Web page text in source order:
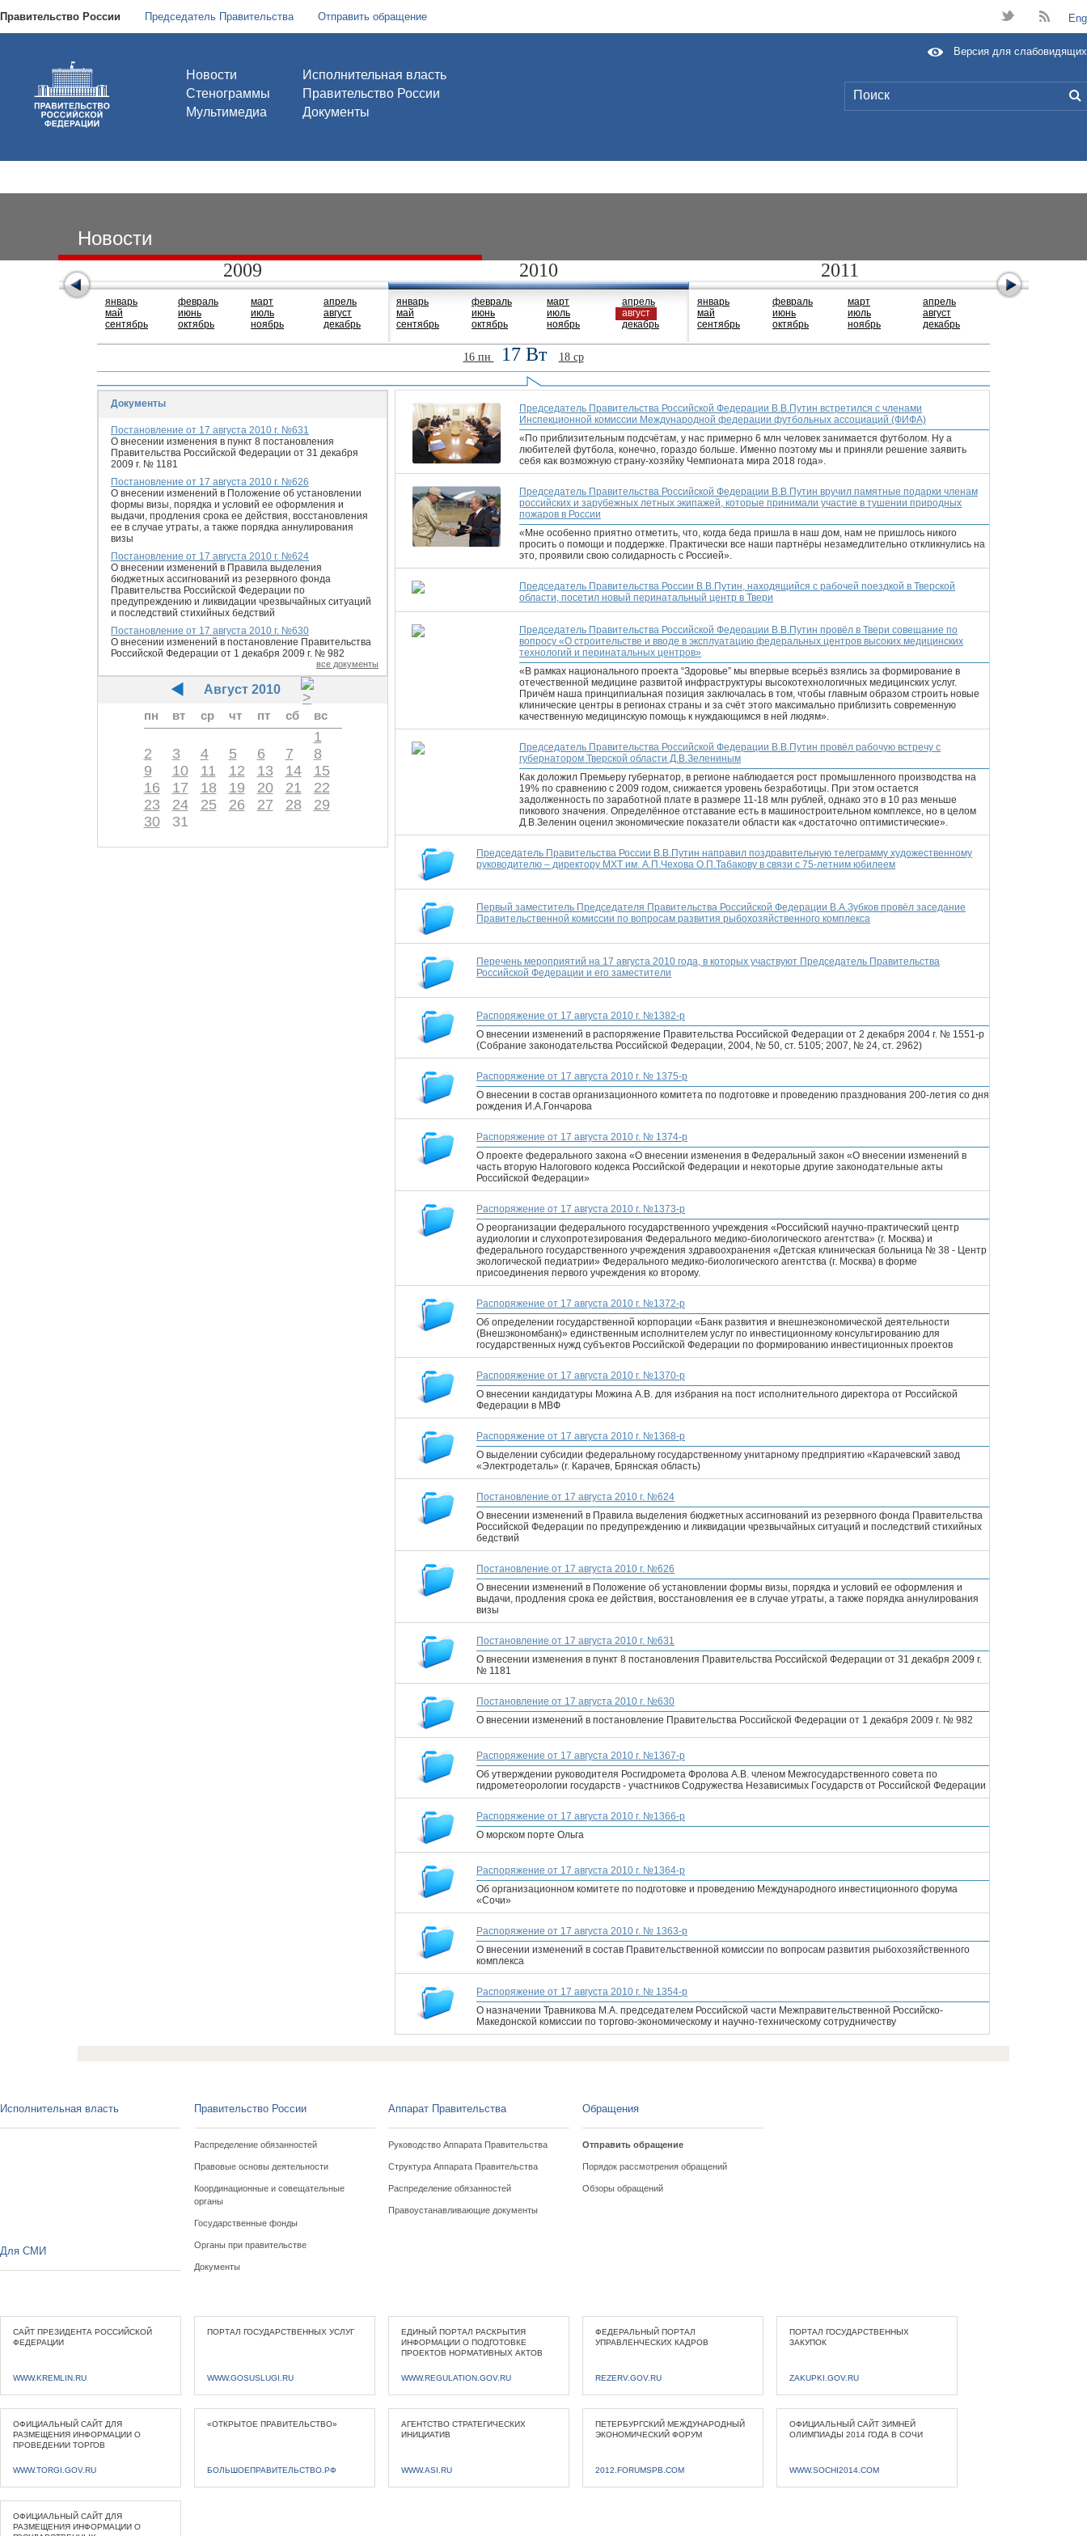
Правительство России Председатель Правительства Отправить обращение t B Eng
Новости
Стенограммы
Мультимедиа
Исполнительная власть
Правительство России
Документы
L
Версия для слабовидящих
Новости
2009
январь
май
сентябрь
февраль
июнь
октябрь
март
июль
ноябрь
апрель
август
декабрь
2010
январь
май
сентябрь
февраль
июнь
октябрь
март
июль
ноябрь
апрель
август
декабрь
2011
январь
май
сентябрь
февраль
июнь
октябрь
март
июль
ноябрь
апрель
август
декабрь
16 пн 17 Вт 18 ср
Документы
Постановление от 17 августа 2010 г. №631
О внесении изменения в пункт 8 постановления
Правительства Российской Федерации от 31 декабря
2009 г. № 1181
Постановление от 17 августа 2010 г. №626
О внесении изменений в Положение об установлении
формы визы, порядка и условий ее оформления и
выдачи, продления срока ее действия, восстановления
ее в случае утраты, а также порядка аннулирования
визы
Постановление от 17 августа 2010 г. №624
О внесении изменений в Правила выделения
бюджетных ассигнований из резервного фонда
Правительства Российской Федерации по
предупреждению и ликвидации чрезвычайных ситуаций
и последствий стихийных бедствий
Постановление от 17 августа 2010 г. №630
О внесении изменений в постановление Правительства
Российской Федерации от 1 декабря 2009 г. № 982
все документы
Август 2010
пн
вт ср чт пт сб вс
1
2
3 4 5 6 7
8
9
10 11 12 13 14
15
16
17 18 19 20 21
22
23
24 25 26 27 28
29
30
31
Председатель Правительства Российской Федерации В.В.Путин встретился с членами
Инспекционной комиссии Международной федерации футбольных ассоциаций (ФИФА)
«По приблизительным подсчётам, у нас примерно 6 млн человек занимается футболом. Ну а
любителей футбола, конечно, гораздо больше. Именно поэтому мы и приняли решение заявить
себя как возможную страну-хозяйку Чемпионата мира 2018 года».
Председатель Правительства Российской Федерации В.В.Путин вручил памятные подарки членам
российских и зарубежных летных экипажей, которые принимали участие в тушении природных
пожаров в России
«Мне особенно приятно отметить, что, когда беда пришла в наш дом, нам не пришлось никого
просить о помощи и поддержке. Практически все наши партнёры незамедлительно откликнулись на
это, проявили свою солидарность с Россией».
Председатель Правительства России В.В.Путин, находящийся с рабочей поездкой в Тверской
области, посетил новый перинатальный центр в Твери
Председатель Правительства Российской Федерации В.В.Путин провёл в Твери совещание по
вопросу «О строительстве и вводе в эксплуатацию федеральных центров высоких медицинских
технологий и перинатальных центров»
«В рамках национального проекта “Здоровье” мы впервые всерьёз взялись за формирование в
отечественной медицине развитой инфраструктуры высокотехнологичных медицинских услуг.
Причём наша принципиальная позиция заключалась в том, чтобы главным образом строить новые
клинические центры в регионах страны и за счёт этого максимально приблизить современную
качественную медицинскую помощь к нуждающимся в ней людям».
Председатель Правительства Российской Федерации В.В.Путин провёл рабочую встречу с
губернатором Тверской области Д.В.Зелениным
Как доложил Премьеру губернатор, в регионе наблюдается рост промышленного производства на
19% по сравнению с 2009 годом, снижается уровень безработицы. При этом остается
задолженность по заработной плате в размере 11-18 млн рублей, однако это в 10 раз меньше
пикового значения. Определённое отставание есть в машиностроительном комплексе, но в целом
Д.В.Зеленин оценил экономические показатели области как «достаточно оптимистические».
Председатель Правительства России В.В.Путин направил поздравительную телеграмму художественному
руководителю – директору МХТ им. А.П.Чехова О.П.Табакову в связи с 75-летним юбилеем
Первый заместитель Председателя Правительства Российской Федерации В.А.Зубков провёл заседание
Правительственной комиссии по вопросам развития рыбохозяйственного комплекса
Перечень мероприятий на 17 августа 2010 года, в которых участвуют Председатель Правительства
Российской Федерации и его заместители
Распоряжение от 17 августа 2010 г. №1382-р
О внесении изменений в распоряжение Правительства Российской Федерации от 2 декабря 2004 г. № 1551-р
(Собрание законодательства Российской Федерации, 2004, № 50, ст. 5105; 2007, № 24, ст. 2962)
Распоряжение от 17 августа 2010 г. № 1375-р
О внесении в состав организационного комитета по подготовке и проведению празднования 200-летия со дня
рождения И.А.Гончарова
Распоряжение от 17 августа 2010 г. № 1374-р
О проекте федерального закона «О внесении изменения в Федеральный закон «О внесении изменений в
часть вторую Налогового кодекса Российской Федерации и некоторые другие законодательные акты
Российской Федерации»
Распоряжение от 17 августа 2010 г. №1373-р
О реорганизации федерального государственного учреждения «Российский научно-практический центр
аудиологии и слухопротезирования Федерального медико-биологического агентства» (г. Москва) и
федерального государственного учреждения здравоохранения «Детская клиническая больница № 38 - Центр
экологической педиатрии» Федерального медико-биологического агентства (г. Москва) в форме
присоединения первого учреждения ко второму.
Распоряжение от 17 августа 2010 г. №1372-р
Об определении государственной корпорации «Банк развития и внешнеэкономической деятельности
(Внешэкономбанк)» единственным исполнителем услуг по инвестиционному консультированию для
государственных нужд субъектов Российской Федерации по формированию инвестиционных проектов
Распоряжение от 17 августа 2010 г. №1370-р
О внесении кандидатуры Можина А.В. для избрания на пост исполнительного директора от Российской
Федерации в МВФ
Распоряжение от 17 августа 2010 г. №1368-р
О выделении субсидии федеральному государственному унитарному предприятию «Карачевский завод
«Электродеталь» (г. Карачев, Брянская область)
Постановление от 17 августа 2010 г. №624
О внесении изменений в Правила выделения бюджетных ассигнований из резервного фонда Правительства
Российской Федерации по предупреждению и ликвидации чрезвычайных ситуаций и последствий стихийных
бедствий
Постановление от 17 августа 2010 г. №626
О внесении изменений в Положение об установлении формы визы, порядка и условий ее оформления и
выдачи, продления срока ее действия, восстановления ее в случае утраты, а также порядка аннулирования
визы
Постановление от 17 августа 2010 г. №631
О внесении изменения в пункт 8 постановления Правительства Российской Федерации от 31 декабря 2009 г.
№ 1181
Постановление от 17 августа 2010 г. №630
О внесении изменений в постановление Правительства Российской Федерации от 1 декабря 2009 г. № 982
Распоряжение от 17 августа 2010 г. №1367-р
Об утверждении руководителя Росгидромета Фролова А.В. членом Межгосударственного совета по
гидрометеорологии государств - участников Содружества Независимых Государств от Российской Федерации
Распоряжение от 17 августа 2010 г. №1366-р
О морском порте Ольга
Распоряжение от 17 августа 2010 г. №1364-р
Об организационном комитете по подготовке и проведению Международного инвестиционного форума
«Сочи»
Распоряжение от 17 августа 2010 г. № 1363-р
О внесении изменений в состав Правительственной комиссии по вопросам развития рыбохозяйственного
комплекса
Распоряжение от 17 августа 2010 г. № 1354-р
О назначении Травникова М.А. председателем Российской части Межправительственной Российско-
Македонской комиссии по торгово-экономическому и научно-техническому сотрудничеству
Исполнительная власть Правительство России
Распределение обязанностей
Правовые основы деятельности
Координационные и совещательные
органы
Государственные фонды
Органы при правительстве
Документы
Аппарат Правительства
Руководство Аппарата Правительства
Структура Аппарата Правительства
Распределение обязанностей
Правоустанавливающие документы
Обращения
Отправить обращение
Порядок рассмотрения обращений
Обзоры обращений
Для СМИ
САЙТ ПРЕЗИДЕНТА РОССИЙСКОЙ
ФЕДЕРАЦИИ
WWW.KREMLIN.RU
ПОРТАЛ ГОСУДАРСТВЕННЫХ УСЛУГ
WWW.GOSUSLUGI.RU
ЕДИНЫЙ ПОРТАЛ РАСКРЫТИЯ
ИНФОРМАЦИИ О ПОДГОТОВКЕ
ПРОЕКТОВ НОРМАТИВНЫХ АКТОВ
WWW.REGULATION.GOV.RU
ФЕДЕРАЛЬНЫЙ ПОРТАЛ
УПРАВЛЕНЧЕСКИХ КАДРОВ
REZERV.GOV.RU
ПОРТАЛ ГОСУДАРСТВЕННЫХ
ЗАКУПОК
ZAKUPKI.GOV.RU
ОФИЦИАЛЬНЫЙ САЙТ ДЛЯ
РАЗМЕЩЕНИЯ ИНФОРМАЦИИ О
ПРОВЕДЕНИИ ТОРГОВ
WWW.TORGI.GOV.RU
«ОТКРЫТОЕ ПРАВИТЕЛЬСТВО»
БОЛЬШОЕПРАВИТЕЛЬСТВО.РФ
АГЕНТСТВО СТРАТЕГИЧЕСКИХ
ИНИЦИАТИВ
WWW.ASI.RU
ПЕТЕРБУРГСКИЙ МЕЖДУНАРОДНЫЙ
ЭКОНОМИЧЕСКИЙ ФОРУМ
2012.FORUMSPB.COM
ОФИЦИАЛЬНЫЙ САЙТ ЗИМНЕЙ
ОЛИМПИАДЫ 2014 ГОДА В СОЧИ
WWW.SOCHI2014.COM
ОФИЦИАЛЬНЫЙ САЙТ ДЛЯ
РАЗМЕЩЕНИЯ ИНФОРМАЦИИ О